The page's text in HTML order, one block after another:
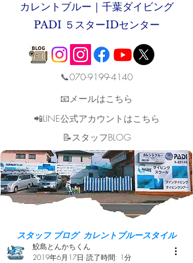
カレントブルー｜千葉ダイビング
PADI ５スターIDセンター
📞070-9199-4140
📧メールはこちら
📲LINE公式アカウントはこちら
​📝スタッフBLOG
スタッフ ブログ カレントブルースタイル
鮫島とんかちくん
2019年6月17日 読了時間: 1分